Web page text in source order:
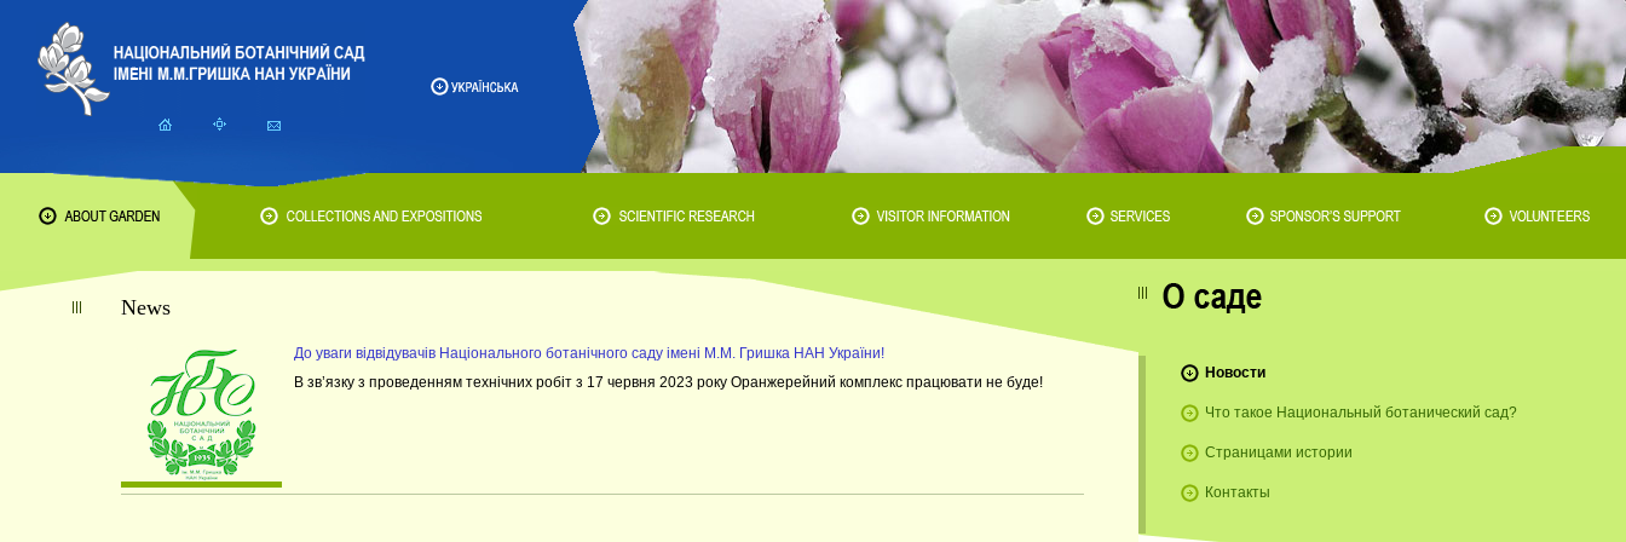
News
До уваги відвідувачів Національного ботанічного саду імені М.М. Гришка НАН України!
В зв’язку з проведенням технічних робіт з 17 червня 2023 року Оранжерейний комплекс працювати не буде!
Новости
Что такое Национальный ботанический сад?
Страницами истории
Контакты